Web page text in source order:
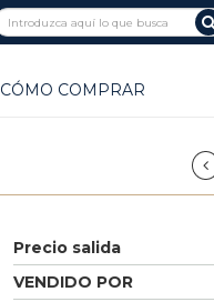
CÓMO COMPRAR
Precio salida
VENDIDO POR